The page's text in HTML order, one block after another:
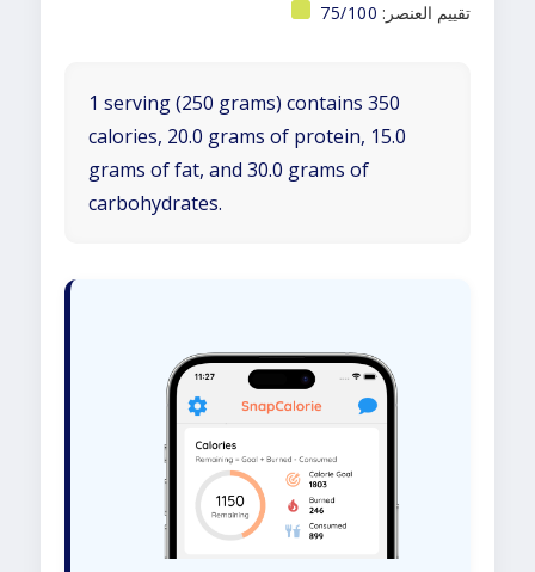
تقييم العنصر: 75/100
1 serving (250 grams) contains 350
calories, 20.0 grams of protein, 15.0
grams of fat, and 30.0 grams of
carbohydrates.